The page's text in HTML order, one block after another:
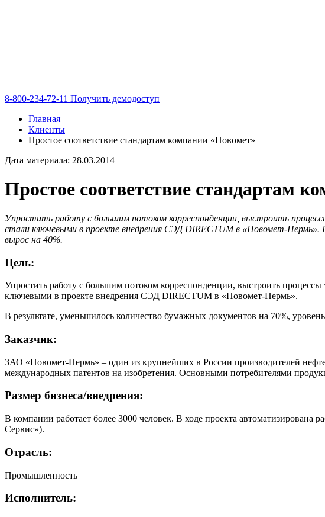
8-800-234-72-11 Получить демодоступ
Главная
Клиенты
Простое соответствие стандартам компании «Новомет»
Дата материала: 28.03.2014
Простое соответствие стандартам
Упростить работу с большим потоком корреспонденции, выстроить
стали ключевыми в проекте внедрения СЭД DIRECTUM в «Новомет-Пермь».
вырос на 40%.
Цель:
Упростить работу с большим потоком корреспонденции, выстроить
ключевыми в проекте внедрения СЭД DIRECTUM в «Новомет-Пермь».
В результате, уменьшилось количество бумажных документов на 70%,
Заказчик:
ЗАО «Новомет-Пермь» – один из крупнейших в России производителей
международных патентов на изобретения. Основными потребителями
Размер бизнеса/внедрения:
В компании работает более 3000 человек. В ходе проекта
Сервис»).
Отрасль:
Промышленность
Исполнитель: